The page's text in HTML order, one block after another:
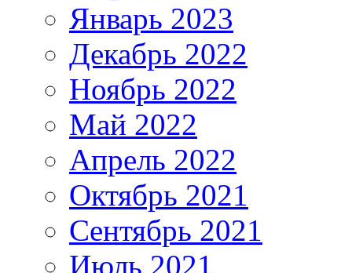
Январь 2023
Декабрь 2022
Ноябрь 2022
Май 2022
Апрель 2022
Октябрь 2021
Сентябрь 2021
Июль 2021